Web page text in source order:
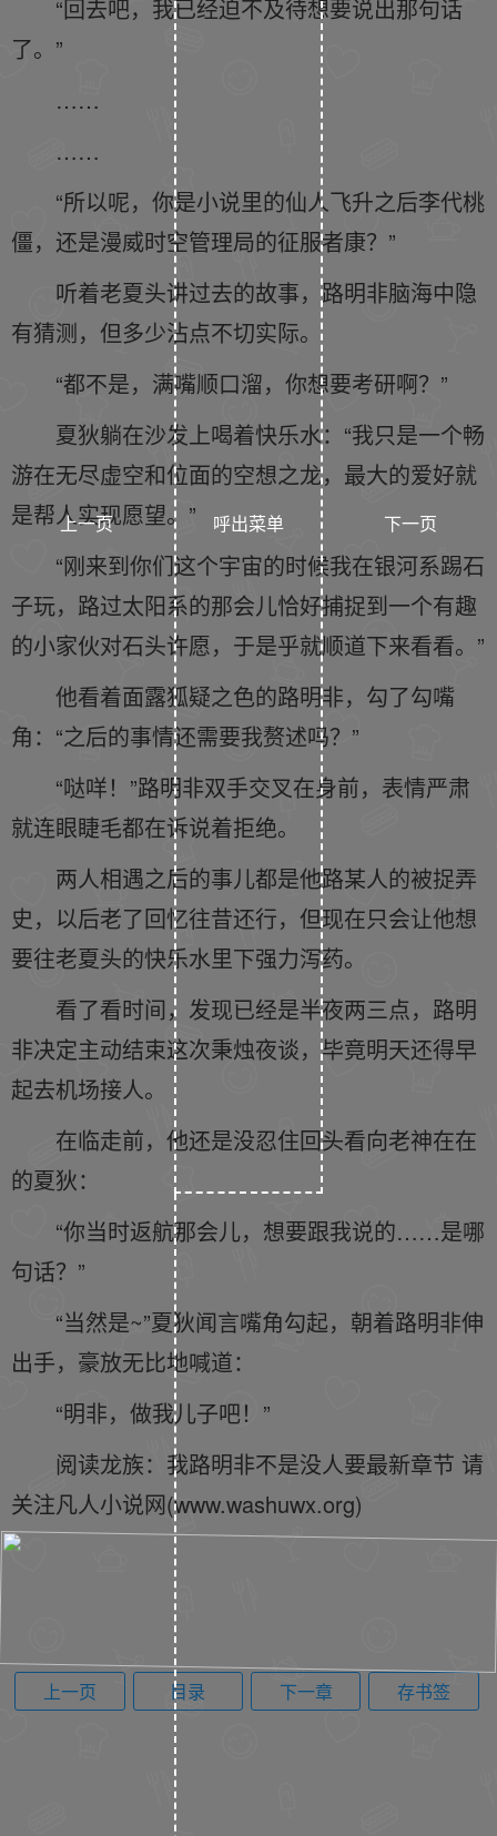
“回去吧，我已经迫不及待想要说出那句话
了。”
……
……
“所以呢，你是小说里的仙人飞升之后李代桃
僵，还是漫威时空管理局的征服者康？”
听着老夏头讲过去的故事，路明非脑海中隐
有猜测，但多少沾点不切实际。
“都不是，满嘴顺口溜，你想要考研啊？”
夏狄躺在沙发上喝着快乐水：“我只是一个畅
游在无尽虚空和位面的空想之龙，最大的爱好就
是帮人实现愿望。”
“刚来到你们这个宇宙的时候我在银河系踢石
子玩，路过太阳系的那会儿恰好捕捉到一个有趣
的小家伙对石头许愿，于是乎就顺道下来看看。”
他看着面露狐疑之色的路明非，勾了勾嘴
角：“之后的事情还需要我赘述吗？”
“哒咩！”路明非双手交叉在身前，表情严肃
就连眼睫毛都在诉说着拒绝。
两人相遇之后的事儿都是他路某人的被捉弄
史，以后老了回忆往昔还行，但现在只会让他想
要往老夏头的快乐水里下强力泻药。
看了看时间，发现已经是半夜两三点，路明
非决定主动结束这次秉烛夜谈，毕竟明天还得早
起去机场接人。
在临走前，他还是没忍住回头看向老神在在
的夏狄：
“你当时返航那会儿，想要跟我说的……是哪
句话？”
“当然是~”夏狄闻言嘴角勾起，朝着路明非伸
出手，豪放无比地喊道：
“明非，做我儿子吧！”
阅读龙族：我路明非不是没人要最新章节 请
关注凡人小说网(www.washuwx.org)
上一页 目录 下一章 存书签
上一页 下一页
呼出菜单